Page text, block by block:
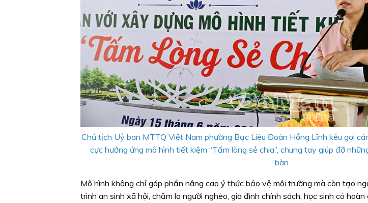
Chủ tịch Uỷ ban MTTQ Việt Nam phường Bạc Liêu Đoàn Hồng Lĩnh kêu gọi
cực hưởng ứng mô hình tiết kiệm “Tấm lòng sẻ chia”, chung tay giúp đỡ
bàn.
Mô hình không chỉ góp phần nâng cao ý thức bảo vệ môi trường mà còn tạo
trình an sinh xã hội, chăm lo người nghèo, gia đình chính sách, học sinh có